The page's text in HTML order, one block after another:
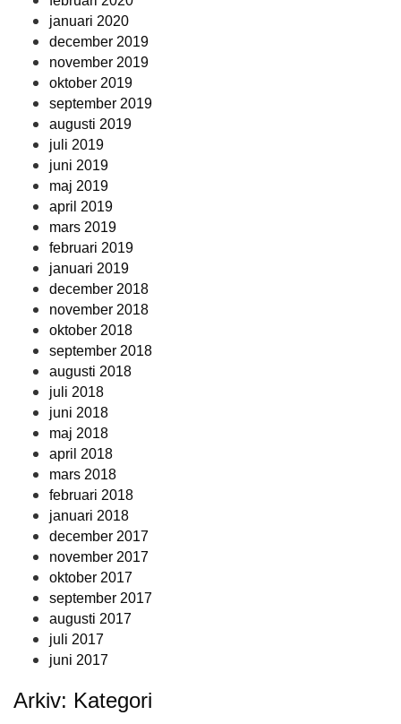
januari 2020
december 2019
november 2019
oktober 2019
september 2019
augusti 2019
juli 2019
juni 2019
maj 2019
april 2019
mars 2019
februari 2019
januari 2019
december 2018
november 2018
oktober 2018
september 2018
augusti 2018
juli 2018
juni 2018
maj 2018
april 2018
mars 2018
februari 2018
januari 2018
december 2017
november 2017
oktober 2017
september 2017
augusti 2017
juli 2017
juni 2017
Arkiv: Kategori